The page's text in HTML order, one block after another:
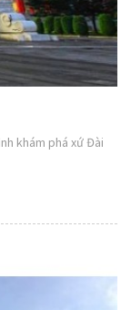
khám phá xứ Đài